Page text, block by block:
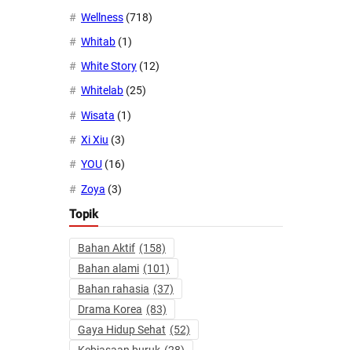
Wellness (718)
Whitab (1)
White Story (12)
Whitelab (25)
Wisata (1)
Xi Xiu (3)
YOU (16)
Zoya (3)
Topik
Bahan Aktif (158)
Bahan alami (101)
Bahan rahasia (37)
Drama Korea (83)
Gaya Hidup Sehat (52)